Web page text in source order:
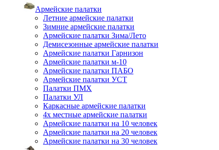
Армейские палатки
Летние армейские палатки
Зимние армейские палатки
Армейские палатки Зима/Лето
Демисезонные армейские палатки
Армейские палатки Гарнизон
Армейские палатки м-10
Армейские палатки ПАБО
Армейские палатки УСТ
Палатки ПМХ
Палатки УЛ
Каркасные армейские палатки
4х местные армейские палатки
Армейские палатки на 10 человек
Армейские палатки на 20 человек
Армейские палатки на 30 человек